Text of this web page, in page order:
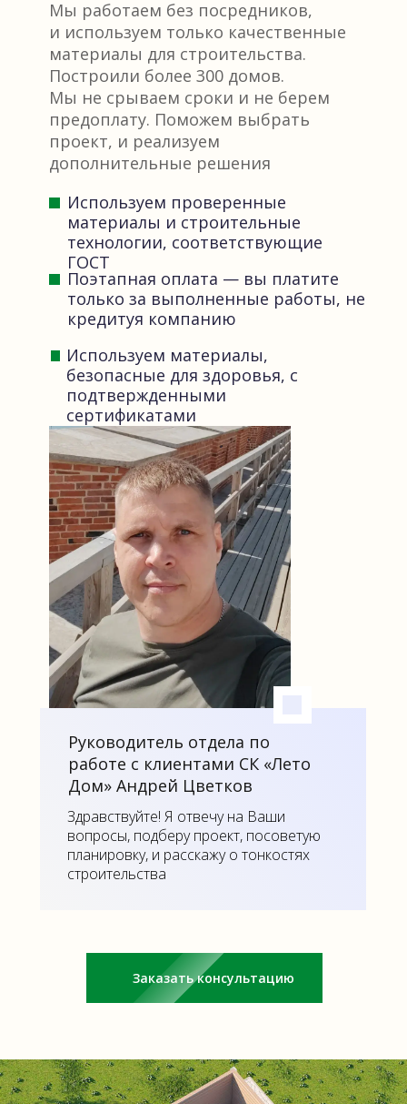
Заказать консультацию
Мы работаем без посредников,
и используем только качественные
материалы для строительства.
Построили более 300 домов.
Мы не срываем сроки и не берем
предоплату. Поможем выбрать
проект, и реализуем
дополнительные решения
Используем материалы,
безопасные для здоровья, с
подтвержденными
сертификатами
Поэтапная оплата — вы платите
только за выполненные работы, не
кредитуя компанию
Используем проверенные
материалы и строительные
технологии, соответствующие
ГОСТ
Здравствуйте! Я отвечу на Ваши
вопросы, подберу проект, посоветую
планировку, и расскажу о тонкостях
строительства
Руководитель отдела по
работе с клиентами СК «Лето
Дом» Андрей Цветков
Заказать консультацию